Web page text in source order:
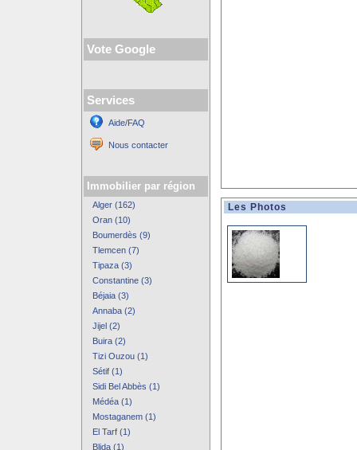
Vote Google
Services
Aide/FAQ
Nous contacter
Immobilier par région
Alger (162)
Oran (10)
Boumerdès (9)
Tlemcen (7)
Tipaza (3)
Constantine (3)
Béjaia (3)
Annaba (2)
Jijel (2)
Buira (2)
Tizi Ouzou (1)
Sétif (1)
Sidi Bel Abbès (1)
Médéa (1)
Mostaganem (1)
El Tarf (1)
Blida (1)
Les Photos